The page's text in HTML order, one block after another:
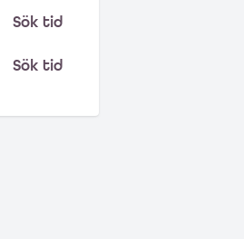
Sök tid
Sök tid